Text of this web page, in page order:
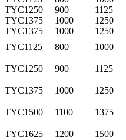
TYC1250
900 1125
TYC1375
1000 1250
TYC1375
1000 1250
TYC1125
800 1000
TYC1250
900 1125
TYC1375
1000 1250
TYC1500
1100 1375
TYC1625
1200 1500